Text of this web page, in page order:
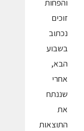
והפחות
זוכים
נכתוב
בשבוע
הבא,
אחרי
שננתח
את
התוצאות